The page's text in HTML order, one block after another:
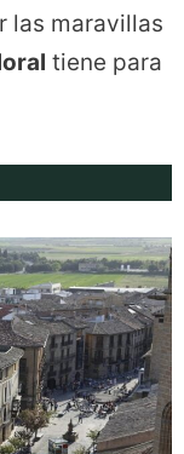
las maravillas
tiene para